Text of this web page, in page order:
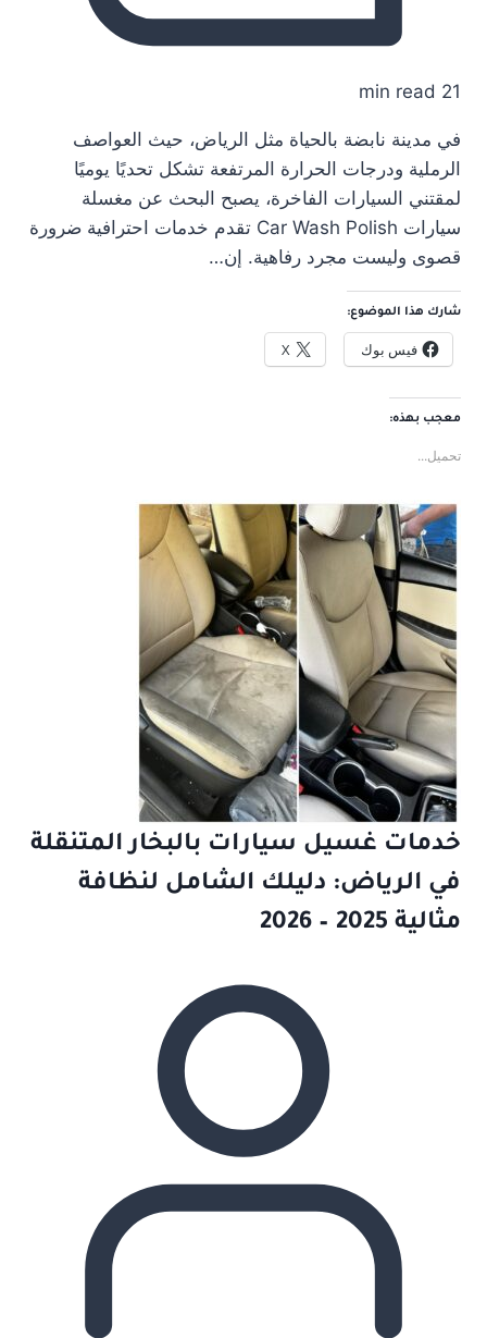
21 min read
في مدينة نابضة بالحياة مثل الرياض، حيث العواصف
الرملية ودرجات الحرارة المرتفعة تشكل تحديًا يوميًا
لمقتني السيارات الفاخرة، يصبح البحث عن مغسلة
سيارات Car Wash Polish تقدم خدمات احترافية ضرورة
قصوى وليست مجرد رفاهية. إن…
شارك هذا الموضوع:
فيس بوك X
معجب بهذه:
تحميل...
خدمات غسيل سيارات بالبخار المتنقلة
في الرياض: دليلك الشامل لنظافة
مثالية 2025 – 2026